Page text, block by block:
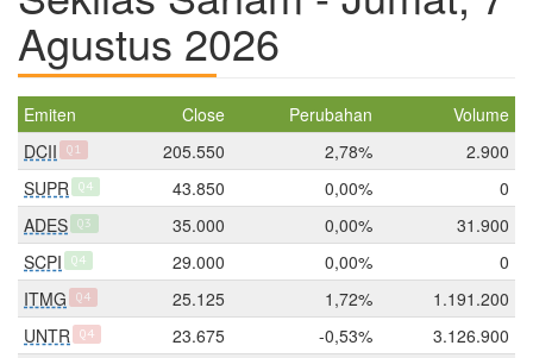
Agustus 2026
Emiten Close Perubahan
Volume
DCII
Q1 205.550 2,78%
2.900
SUPR
Q4 43.850 0,00%
0
ADES
Q3 35.000 0,00%
31.900
SCPI
Q4 29.000 0,00%
0
ITMG
Q4 25.125 1,72%
1.191.200
UNTR
Q4 23.675 -0,53%
3.126.900